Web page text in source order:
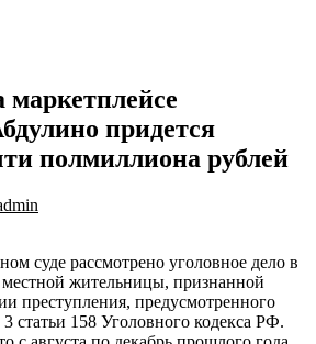
маркетплейсе
придется
полмиллиона рублей
суде рассмотрено уголовное дело в
жительницы, признанной
преступления, предусмотренного
статьи 158 Уголовного кодекса РФ.